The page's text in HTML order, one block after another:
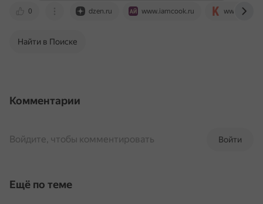
0 dzen.ru www.iamcook.ru
Найти в Поиске
Комментарии
Войти
Войдите, чтобы комментировать
Ещё по теме